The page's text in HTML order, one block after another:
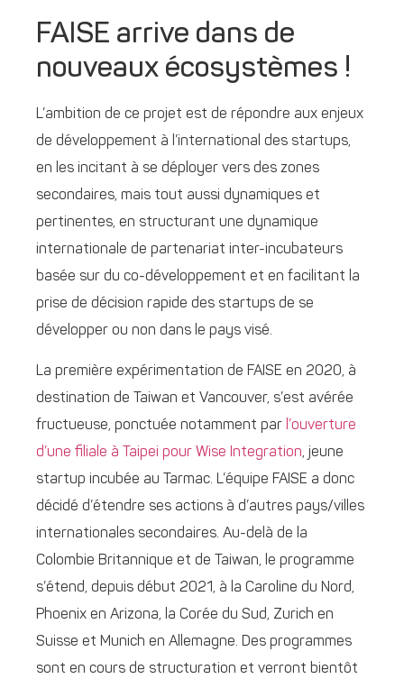
FAISE arrive dans de
nouveaux écosystèmes !
L’ambition de ce projet est de répondre aux enjeux
de développement à l’international des startups,
en les incitant à se déployer vers des zones
secondaires, mais tout aussi dynamiques et
pertinentes, en structurant une dynamique
internationale de partenariat inter-incubateurs
basée sur du co-développement et en facilitant la
prise de décision rapide des startups de se
développer ou non dans le pays visé.
La première expérimentation de FAISE en 2020, à
destination de Taiwan et Vancouver, s’est avérée
fructueuse, ponctuée notamment par l’ouverture
d’une filiale à Taipei pour Wise Integration, jeune
startup incubée au Tarmac. L’équipe FAISE a donc
décidé d’étendre ses actions à d’autres pays/villes
internationales secondaires. Au-delà de la
Colombie Britannique et de Taiwan, le programme
s’étend, depuis début 2021, à la Caroline du Nord,
Phoenix en Arizona, la Corée du Sud, Zurich en
Suisse et Munich en Allemagne. Des programmes
sont en cours de structuration et verront bientôt